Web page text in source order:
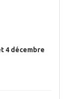
4 décembre